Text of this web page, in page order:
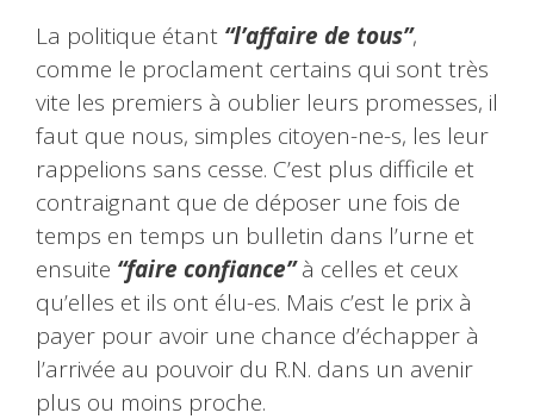
La politique étant “l’affaire de tous”,
comme le proclament certains qui sont très
vite les premiers à oublier leurs promesses, il
faut que nous, simples citoyen-ne-s, les leur
rappelions sans cesse. C’est plus difficile et
contraignant que de déposer une fois de
temps en temps un bulletin dans l’urne et
ensuite “faire confiance”à celles et ceux
qu’elles et ils ont élu-es. Mais c’est le prix à
payer pour avoir une chance d’échapper à
l’arrivée au pouvoir du R.N. dans un avenir
plus ou moins proche.